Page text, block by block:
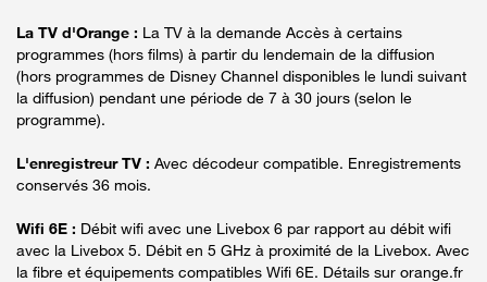
La TV d'Orange : La TV à la demande Accès à certains
programmes (hors films) à partir du lendemain de la diffusion
(hors programmes de Disney Channel disponibles le lundi suivant
la diffusion) pendant une période de 7 à 30 jours (selon le
programme).
L'enregistreur TV : Avec décodeur compatible. Enregistrements
conservés 36 mois.
Wifi 6E : Débit wifi avec une Livebox 6 par rapport au débit wifi
avec la Livebox 5. Débit en 5 GHz à proximité de la Livebox. Avec
la fibre et équipements compatibles Wifi 6E. Détails sur orange.fr